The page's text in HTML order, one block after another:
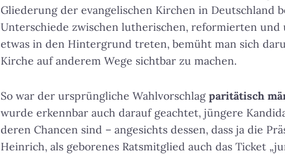
Gliederung der evangelischen Kirchen in Deutschland
Unterschiede zwischen lutherischen, reformierten und
etwas in den Hintergrund treten, bemüht man sich
Kirche auf anderem Wege sichtbar zu machen.
So war der ursprüngliche Wahlvorschlag paritätisch
wurde erkennbar auch darauf geachtet, jüngere
deren Chancen sind – angesichts dessen, dass ja die
Heinrich, als geborenes Ratsmitglied auch das Ticket